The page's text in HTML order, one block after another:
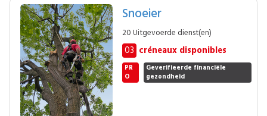
Snoeier
20 Uitgevoerde dienst(en)
03 créneaux disponibles
PR
O
Geverifieerde financiële
gezondheid